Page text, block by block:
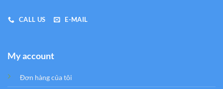
CALL US E-MAIL
My account
Đơn hàng của tôi